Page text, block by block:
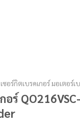
ซอร์กิตเบรคเกอร์ มอเตอร์เ
อร์